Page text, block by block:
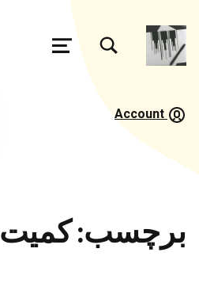
لغت
گویش
مئیوند
تغییر وضعیت جعبه مودال فرم جستجو
منو
Account
برچسب:کمیت